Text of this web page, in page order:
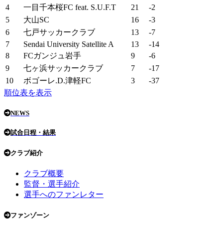
4
一目千本桜FC feat. S.U.F.T 21
-2
5
大山SC 16
-3
6
七戸サッカークラブ 13
-7
7
Sendai University Satellite A 13
-14
8
FCガンジュ岩手 9
-6
9
七ヶ浜サッカークラブ 7
-17
10
ボゴーレ.D.津軽FC 3
-37
順位表を表示
NEWS
試合日程・結果
クラブ紹介
クラブ概要
監督・選手紹介
選手へのファンレター
ファンゾーン